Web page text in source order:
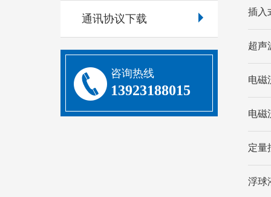
通讯协议下载
咨询热线
13923188015
插入
超声
电磁
电磁
定量
浮球